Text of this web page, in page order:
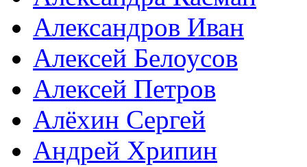
Александров Иван
Алексей Белоусов
Алексей Петров
Алёхин Сергей
Андрей Хрипин